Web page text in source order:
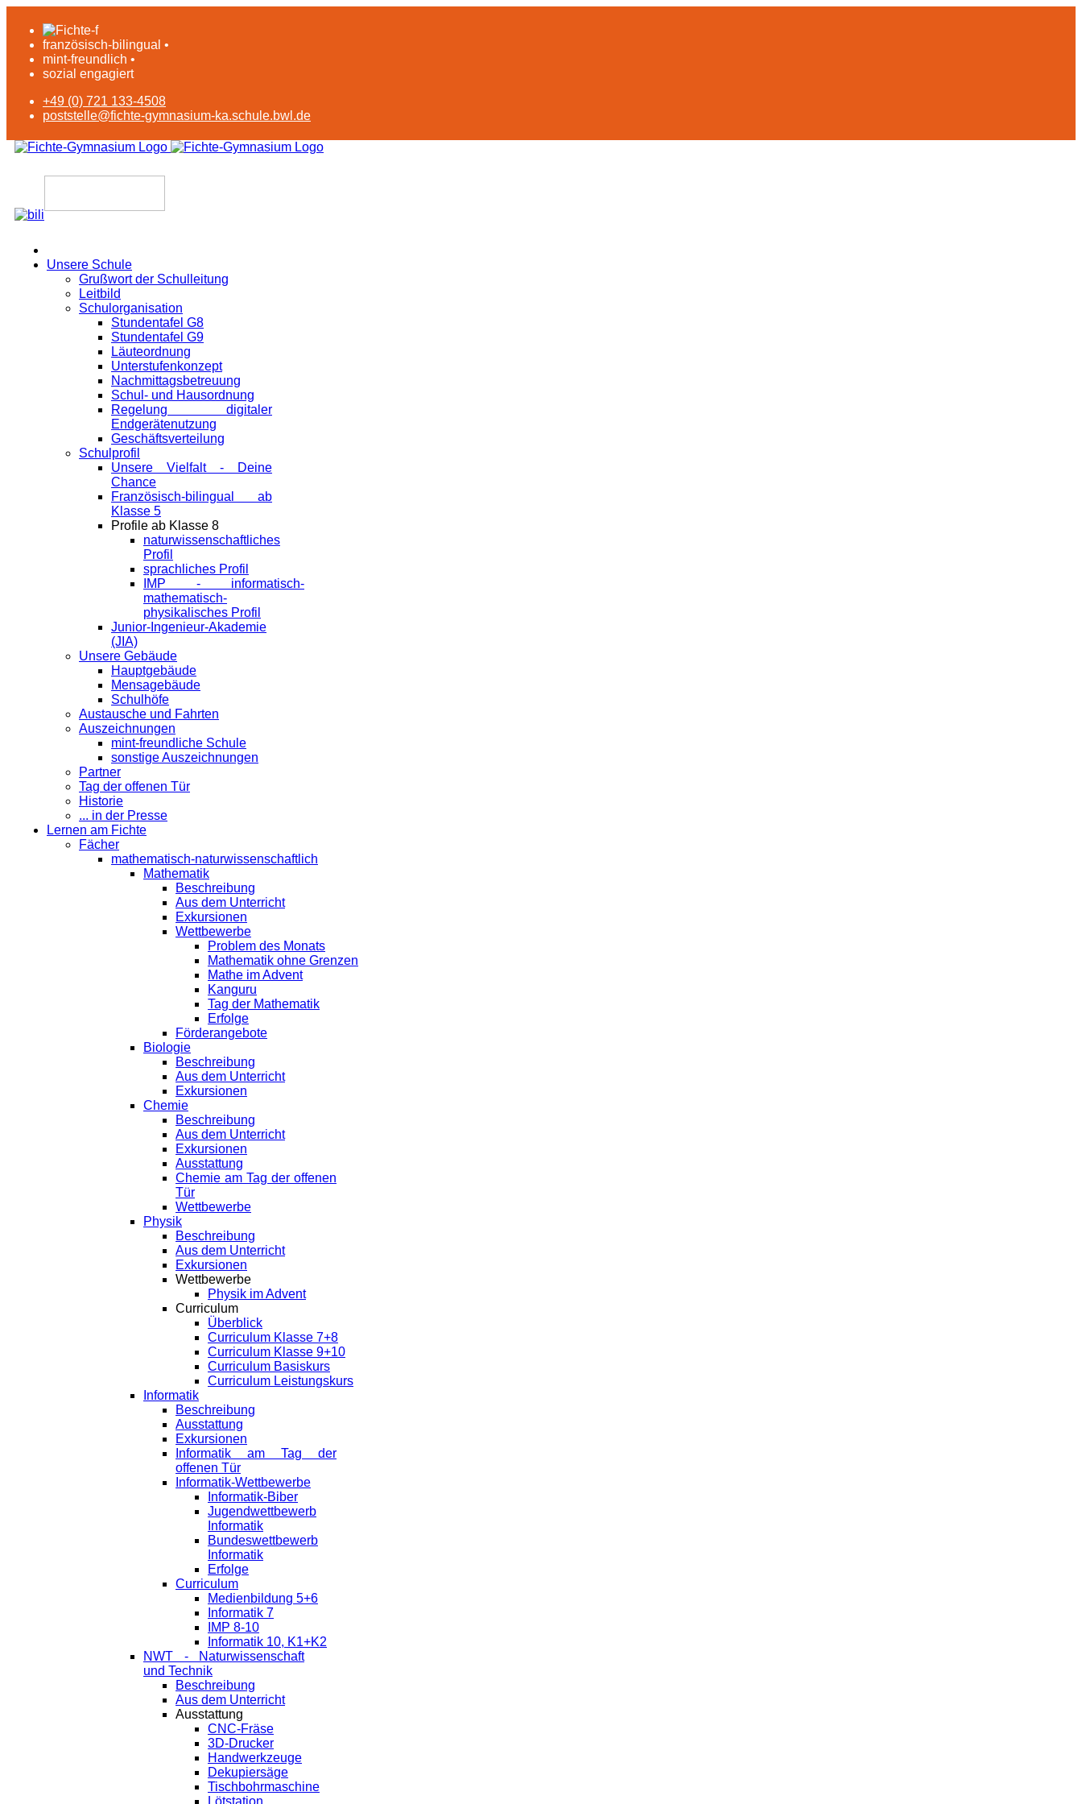
französisch-bilingual •
mint-freundlich •
sozial engagiert
+49 (0) 721 133-4508
poststelle@fichte-gymnasium-ka.schule.bwl.de
Unsere Schule
Grußwort der Schulleitung
Leitbild
Schulorganisation
Stundentafel G8
Stundentafel G9
Läuteordnung
Unterstufenkonzept
Nachmittagsbetreuung
Schul- und Hausordnung
Regelung digitaler
Endgeräte­nutzung
Geschäftsverteilung
Schulprofil
Unsere Vielfalt - Deine
Chance
Französisch-bilingual ab
Klasse 5
Profile ab Klasse 8
naturwissenschaftliches
Profil
sprachliches Profil
IMP - informatisch-
mathematisch-
physikalisches Profil
Junior-Ingenieur-Akademie
(JIA)
Unsere Gebäude
Hauptgebäude
Mensagebäude
Schulhöfe
Austausche und Fahrten
Auszeichnungen
mint-freundliche Schule
sonstige Auszeichnungen
Partner
Tag der offenen Tür
Historie
... in der Presse
Lernen am Fichte
Fächer
mathematisch-naturwissenschaftlich
Mathematik
Beschreibung
Aus dem Unterricht
Exkursionen
Wettbewerbe
Problem des Monats
Mathematik ohne Grenzen
Mathe im Advent
Kanguru
Tag der Mathematik
Erfolge
Förderangebote
Biologie
Beschreibung
Aus dem Unterricht
Exkursionen
Chemie
Beschreibung
Aus dem Unterricht
Exkursionen
Ausstattung
Chemie am Tag der offenen
Tür
Wettbewerbe
Physik
Beschreibung
Aus dem Unterricht
Exkursionen
Wettbewerbe
Physik im Advent
Curriculum
Überblick
Curriculum Klasse 7+8
Curriculum Klasse 9+10
Curriculum Basiskurs
Curriculum Leistungskurs
Informatik
Beschreibung
Ausstattung
Exkursionen
Informatik am Tag der
offenen Tür
Informatik-Wettbewerbe
Informatik-Biber
Jugendwettbewerb
Informatik
Bundeswettbewerb
Informatik
Erfolge
Curriculum
Medienbildung 5+6
Informatik 7
IMP 8-10
Informatik 10, K1+K2
NWT - Naturwissenschaft
und Technik
Beschreibung
Aus dem Unterricht
Ausstattung
CNC-Fräse
3D-Drucker
Handwerkzeuge
Dekupiersäge
Tischbohrmaschine
Lötstation